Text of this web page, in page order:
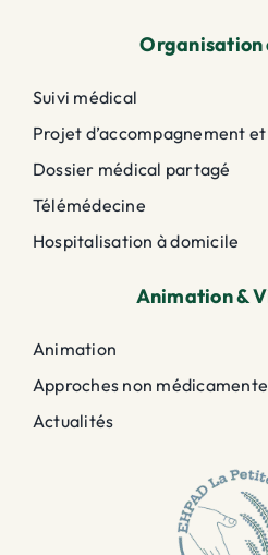
Organisation
Suivi médical
Projet d’accompagnement
Dossier médical partagé
Télémédecine
Hospitalisation à domicile
Animation &
Animation
Approches non
Actualités